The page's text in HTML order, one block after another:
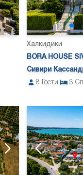
Халкидики
BORA HOUSE
Сивири
8
Гости 3